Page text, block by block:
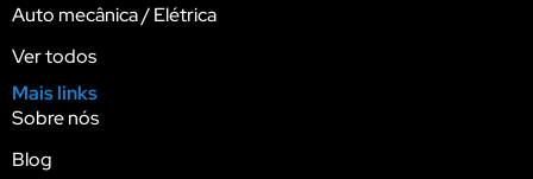
Auto mecânica / Elétrica
Ver todos
Mais links
Sobre nós
Blog